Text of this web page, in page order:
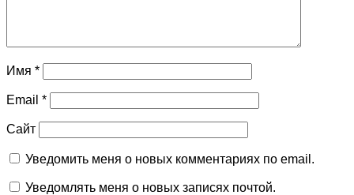
Имя *
Email *
Сайт
Уведомить меня о новых комментариях по email.
Уведомлять меня о новых записях почтой.